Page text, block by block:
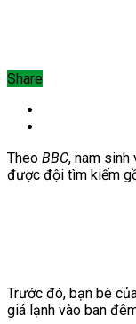
Share
Theo BBC, nam
được đội tìm kiếm
Trước đó, bạn bè
giá lạnh vào ban